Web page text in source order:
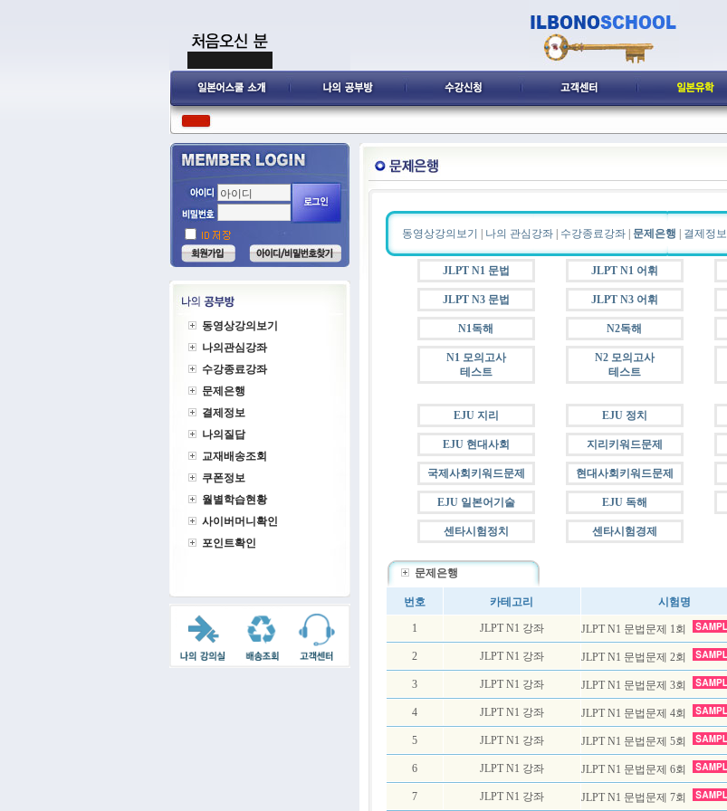
동영상강의보기
나의관심강좌
수강종료강좌
문제은행
결제정보
나의질답
교재배송조회
쿠폰정보
월별학습현황
사이버머니확인
포인트확인
동영상강의보기 나의 관심강좌| 수강종료강좌| 문제은행 결제정보
JLPT N1 문법 JLPT N1 어휘
JLPT N3 문법 JLPT N3 어휘
N1독해 N2독해
N1 모의고사
테스트
N2 모의고사
테스트
EJU 지리 EJU 정치
EJU 현대사회 지리키워드문제
국제사회키워드문제 현대사회키워드문제
EJU 일본어기술 EJU 독해
센타시험정치 센타시험경제
문제은행
번호 카테고리 시험명
1 JLPT N1 강좌 JLPT N1 문법문제 1회
2 JLPT N1 강좌 JLPT N1 문법문제 2회
3 JLPT N1 강좌 JLPT N1 문법문제 3회
4 JLPT N1 강좌 JLPT N1 문법문제 4회
5 JLPT N1 강좌 JLPT N1 문법문제 5회
6 JLPT N1 강좌 JLPT N1 문법문제 6회
7 JLPT N1 강좌 JLPT N1 문법문제 7회